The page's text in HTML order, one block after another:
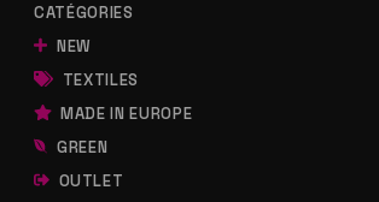
CATÉGORIES
NEW
TEXTILES
MADE IN EUROPE
GREEN
OUTLET